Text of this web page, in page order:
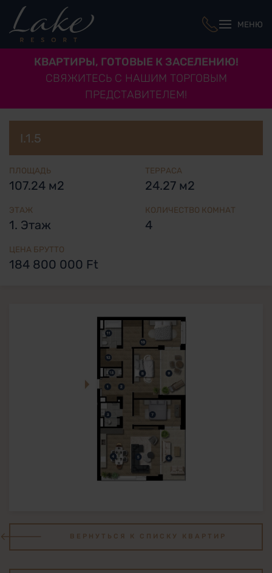
МЕНЮ
КВАРТИРЫ, ГОТОВЫЕ К ЗАСЕЛЕНИЮ!
СВЯЖИТЕСЬ С НАШИМ ТОРГОВЫМ
ПРЕДСТАВИТЕЛЕМ!
I.1.5
ПЛОЩАДЬ
107.24 м2
ТЕРРАСА
24.27 м2
ЭТАЖ
1. Этаж
КОЛИЧЕСТВО КОМНАТ
4
ЦЕНА БРУТТО
184 800 000 Ft
ВЕРНУТЬСЯ К СПИСКУ КВАРТИР